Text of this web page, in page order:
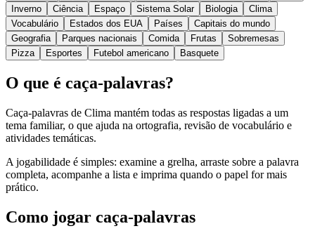
Inverno
Ciência Espaço Sistema Solar Biologia
Clima
Vocabulário
Estados dos EUA Países
Capitais do mundo
Geografia
Parques nacionais Comida Frutas
Sobremesas
Pizza
Esportes Futebol americano Basquete
O que é caça-palavras?
Caça-palavras de Clima mantém todas as respostas ligadas a um
tema familiar, o que ajuda na ortografia, revisão de vocabulário e
atividades temáticas.
A jogabilidade é simples: examine a grelha, arraste sobre a palavra
completa, acompanhe a lista e imprima quando o papel for mais
prático.
Como jogar caça-palavras